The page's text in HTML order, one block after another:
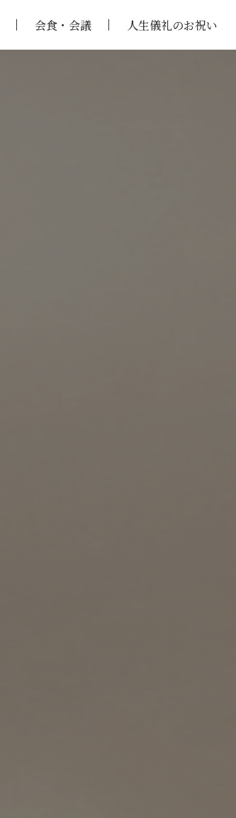
会食・会議 人生儀礼のお祝い